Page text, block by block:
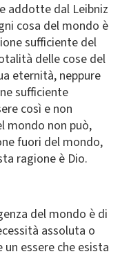
addotte dal Leibniz
cosa del mondo è
sufficiente del
delle cose del
eternità, neppure
sufficiente
così e non
mondo non può,
fuori del mondo,
ragione è Dio.
del mondo è di
assoluta o
essere che esista